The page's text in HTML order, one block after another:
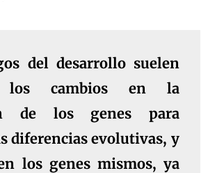
del desarrollo suelen
los cambios en la
de los genes para
diferencias evolutivas, y
los genes mismos, ya